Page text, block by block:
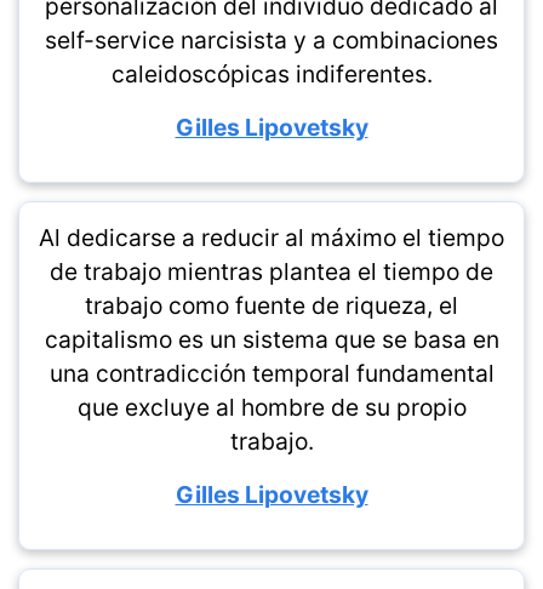
personalización del individuo dedicado al
self-service narcisista y a combinaciones
caleidoscópicas indiferentes.
Gilles Lipovetsky
Al dedicarse a reducir al máximo el tiempo
de trabajo mientras plantea el tiempo de
trabajo como fuente de riqueza, el
capitalismo es un sistema que se basa en
una contradicción temporal fundamental
que excluye al hombre de su propio
trabajo.
Gilles Lipovetsky